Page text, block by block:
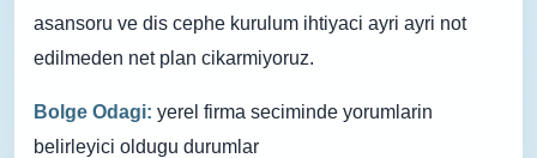
asansoru ve dis cephe kurulum ihtiyaci ayri ayri not
edilmeden net plan cikarmiyoruz.
Bolge Odagi: yerel firma seciminde yorumlarin
belirleyici oldugu durumlar